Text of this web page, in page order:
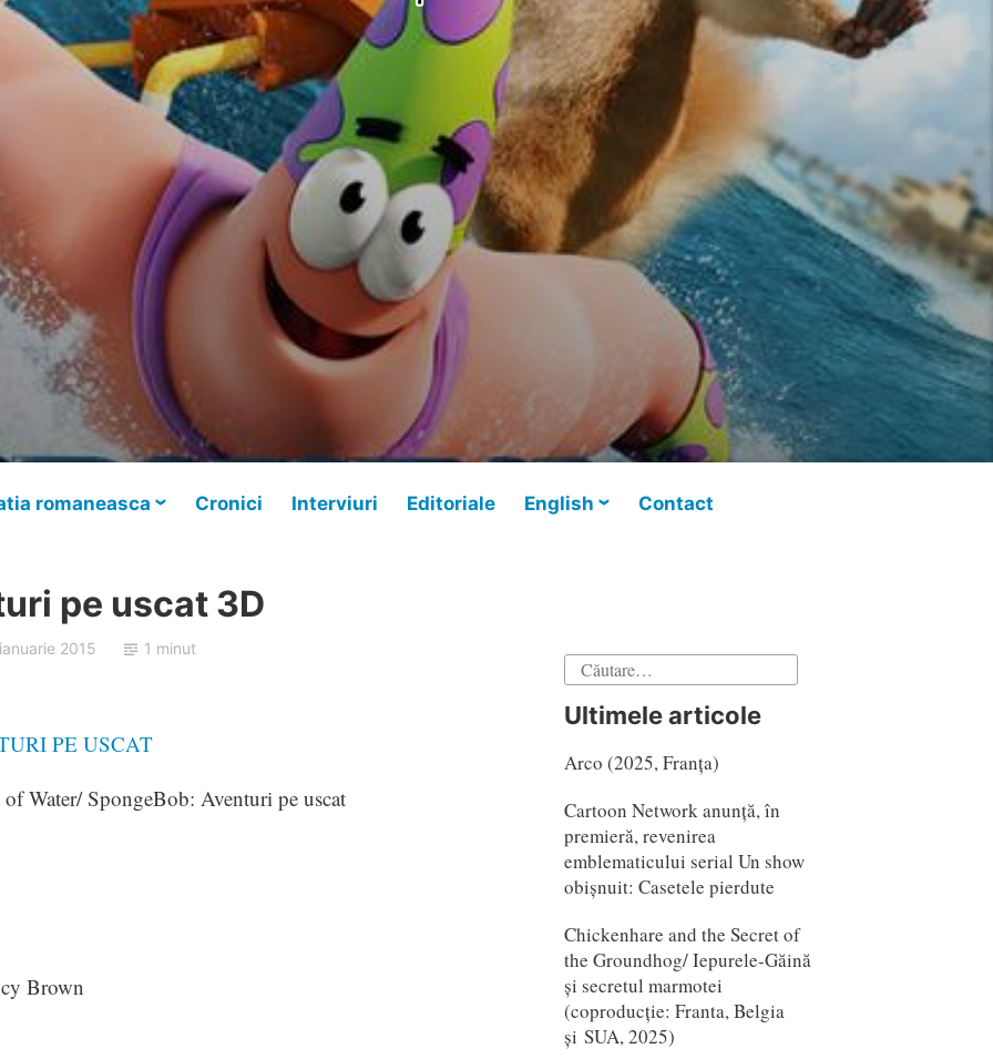
romaneasca Cronici Interviuri Editoriale English Contact
pe uscat 3D
2015 1 minut
Water/ SpongeBob: Aventuri pe uscat
Brown
Caută
Ultimele articole
Arco (2025, Franța)
Cartoon Network anunță, în
premieră, revenirea
emblematicului serial Un show
obișnuit: Casetele pierdute
Chickenhare and the Secret of
the Groundhog/ Iepurele-Găină
și secretul marmotei
(coproducție: Franta, Belgia
și SUA, 2025)